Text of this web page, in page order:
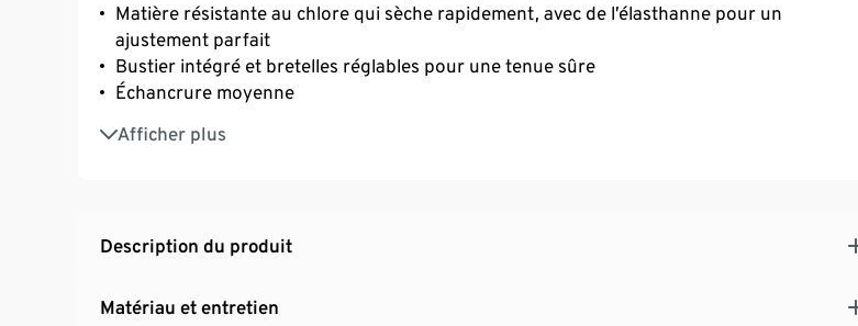
Matière résistante au chlore qui sèche rapidement, avec de l’élasthanne pour un
ajustement parfait
Bustier intégré et bretelles réglables pour une tenue sûre
Échancrure moyenne
Afficher plus
La matière principale de ce produit est certifiée OEKO-TEX® STANDARD 100
Avec du polyester recyclé
Description du produit
Matériau et entretien